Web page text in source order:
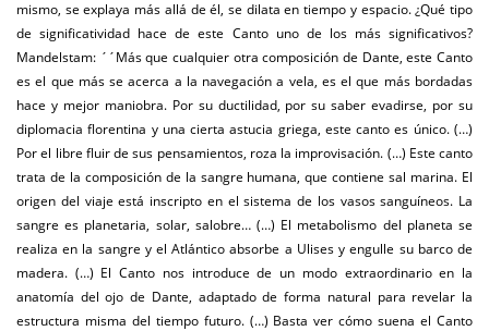
mismo, se explaya más allá de él, se dilata en tiempo y espacio. ¿Qué tipo
de significatividad hace de este Canto uno de los más significativos?
Mandelstam: ´´Más que cualquier otra composición de Dante, este Canto
es el que más se acerca a la navegación a vela, es el que más bordadas
hace y mejor maniobra. Por su ductilidad, por su saber evadirse, por su
diplomacia florentina y una cierta astucia griega, este canto es único. (…)
Por el libre fluir de sus pensamientos, roza la improvisación. (…) Este canto
trata de la composición de la sangre humana, que contiene sal marina. El
origen del viaje está inscripto en el sistema de los vasos sanguíneos. La
sangre es planetaria, solar, salobre… (…) El metabolismo del planeta se
realiza en la sangre y el Atlántico absorbe a Ulises y engulle su barco de
madera. (…) El Canto nos introduce de un modo extraordinario en la
anatomía del ojo de Dante, adaptado de forma natural para revelar la
estructura misma del tiempo futuro. (…) Basta ver cómo suena el Canto